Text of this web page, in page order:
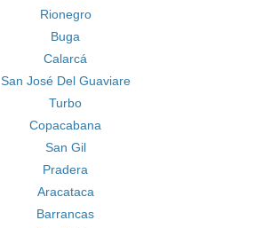
Rionegro
Buga
Calarcá
San José Del Guaviare
Turbo
Copacabana
San Gil
Pradera
Aracataca
Barrancas